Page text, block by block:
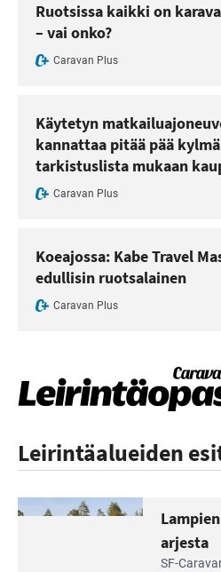
Ruotsissa kaikki on
– vai onko?
Caravan Plus
Käytetyn
kannattaa pitää pää
tarkistuslista mukaan
Caravan Plus
Koeajossa: Kabe Travel
edullisin ruotsalainen
Caravan Plus
Leirintäalueiden
arjesta
SF-